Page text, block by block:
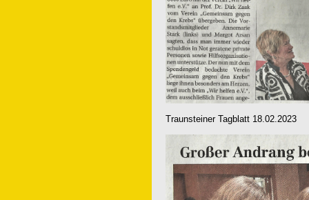
Traunsteiner Tagblatt 18.02.2023